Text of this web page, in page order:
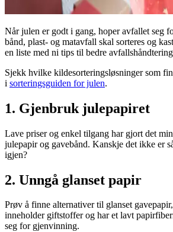
Når julen er godt i gang, hoper avfallet seg
bånd, plast- og matavfall skal sorteres og
en liste med ni tips til bedre
Sjekk hvilke kildesorteringsløsninger som
i sorteringsguiden for julen.
1. Gjenbruk julepapiret
Lave priser og enkel tilgang har gjort det
julepapir og gavebånd. Kanskje det ikke er
igjen?
2. Unngå glanset papir
Prøv å finne alternativer til glanset
inneholder giftstoffer og har et lavt
seg for gjenvinning.